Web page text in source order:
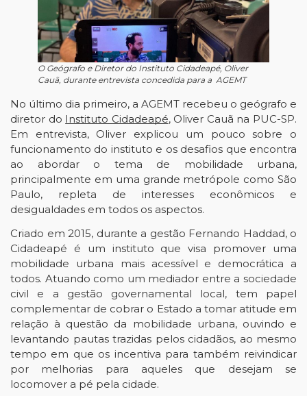
O Geógrafo e Diretor do Instituto Cidadeapé, Oliver
Cauã, durante entrevista concedida para a AGEMT
No último dia primeiro, a AGEMT recebeu o geógrafo e
diretor do Instituto Cidadeapé, Oliver Cauã na PUC-SP.
Em entrevista, Oliver explicou um pouco sobre o
funcionamento do instituto e os desafios que encontra
ao abordar o tema de mobilidade urbana,
principalmente em uma grande metrópole como São
Paulo, repleta de interesses econômicos e
desigualdades em todos os aspectos.
Cidadeapé é um instituto que visa promover uma
mobilidade urbana mais acessível e democrática a
todos. Atuando como um mediador entre a sociedade
civil e a gestão governamental local, tem papel
complementar de cobrar o Estado a tomar atitude em
relação à questão da mobilidade urbana, ouvindo e
levantando pautas trazidas pelos cidadãos, ao mesmo
tempo em que os incentiva para também reivindicar
por melhorias para aqueles que desejam se
locomover a pé pela cidade.